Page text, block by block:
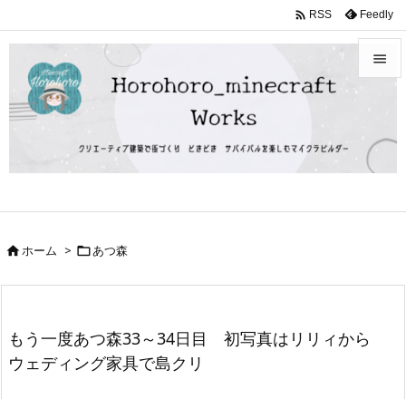


サイド
前へ

 RSS Feedly
ホーム > あつ森
もう一度あつ森33～34日目 初写真はリリィから
ウェディング家具で島クリ